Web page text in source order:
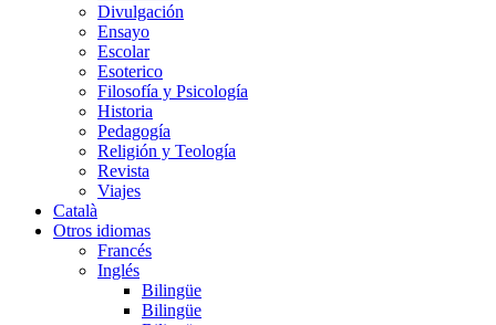
Divulgación
Ensayo
Escolar
Esoterico
Filosofía y Psicología
Historia
Pedagogía
Religión y Teología
Revista
Viajes
Català
Otros idiomas
Francés
Inglés
Bilingüe
Bilingüe